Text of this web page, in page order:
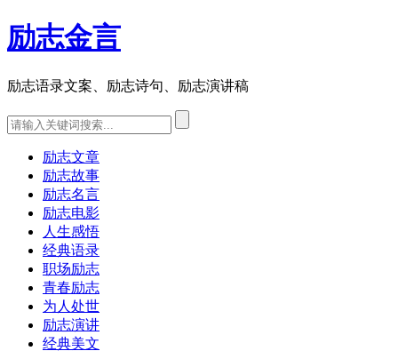
励志金言
励志语录文案、励志诗句、励志演讲稿
励志文章
励志故事
励志名言
励志电影
人生感悟
经典语录
职场励志
青春励志
为人处世
励志演讲
经典美文